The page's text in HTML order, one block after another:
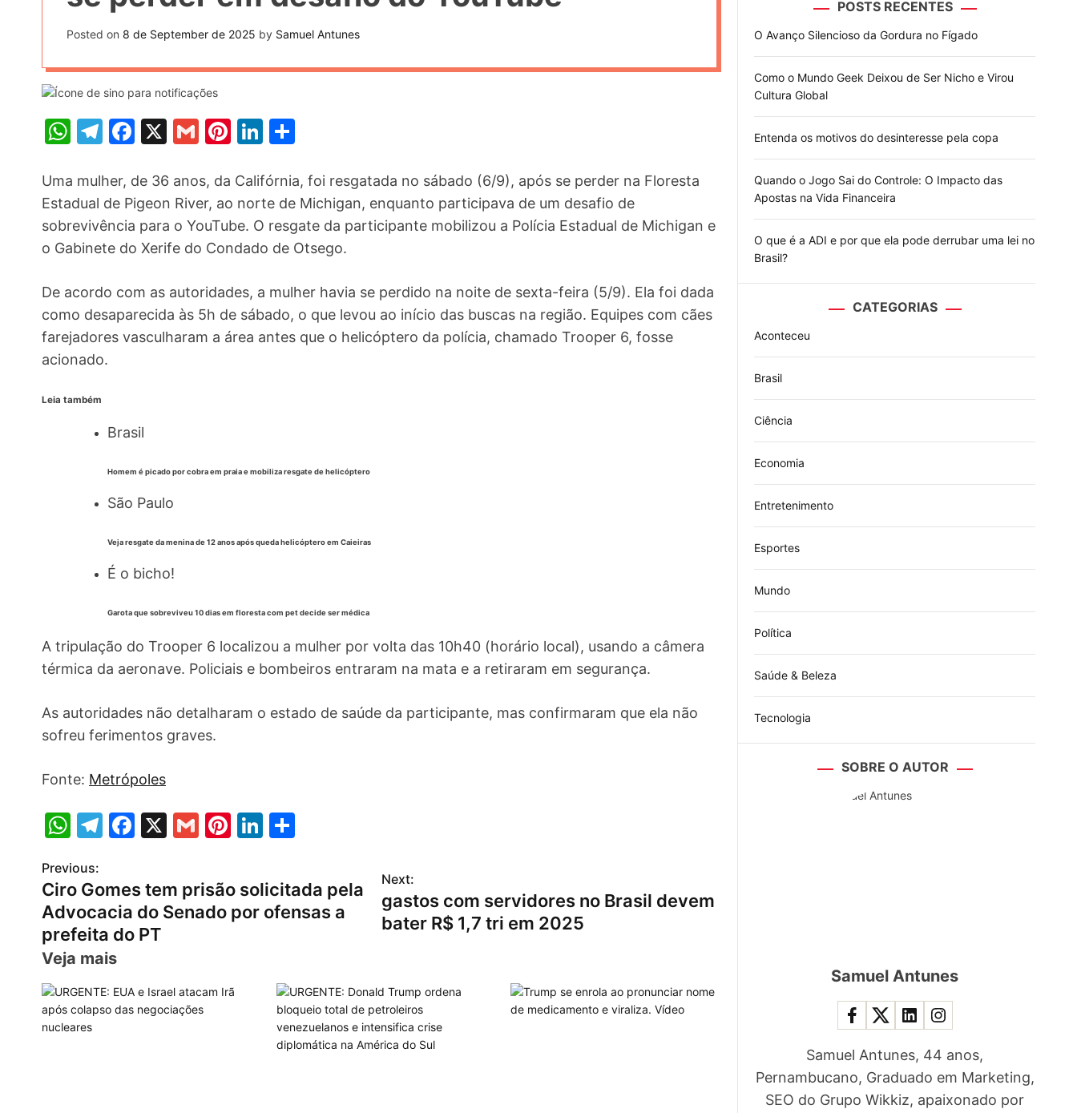
o
e
Posted on 8 de September de 2025 by Samuel Antunes
W
at
s
A
p
p
T
e
gr
a
m
F
c
e
b
o
o
k
X
G
ai
l
Pi
er
e
st
Li
k
e
dI
n
ar
e
Uma mulher, de 36 anos, da Califórnia, foi resgatada no sábado (6/9), após se perder na Floresta
Estadual de Pigeon River, ao norte de Michigan, enquanto participava de um desafio de
sobrevivência para o YouTube. O resgate da participante mobilizou a Polícia Estadual de Michigan e
o Gabinete do Xerife do Condado de Otsego.
De acordo com as autoridades, a mulher havia se perdido na noite de sexta-feira (5/9). Ela foi dada
como desaparecida às 5h de sábado, o que levou ao início das buscas na região. Equipes com cães
farejadores vasculharam a área antes que o helicóptero da polícia, chamado Trooper 6, fosse
acionado.
Leia também
Brasil
Homem é picado por cobra em praia e mobiliza resgate de helicóptero
São Paulo
Veja resgate da menina de 12 anos após queda helicóptero em Caieiras
É o bicho!
Garota que sobreviveu 10 dias em floresta com pet decide ser médica
A tripulação do Trooper 6 localizou a mulher por volta das 10h40 (horário local), usando a câmera
térmica da aeronave. Policiais e bombeiros entraram na mata e a retiraram em segurança.
As autoridades não detalharam o estado de saúde da participante, mas confirmaram que ela não
sofreu ferimentos graves.
Fonte: Metrópoles
W
at
s
A
p
p
T
gr
a
m
F
c
e
b
o
k
X
G
ai
l
Pi
e
st
Li
k
e
dI
ar
e
P
o
s
t
n
a
Previous:
Ciro Gomes tem prisão solicitada pela
Advocacia do Senado por ofensas a
prefeita do PT
Next:
gastos com servidores no Brasil devem
bater R$ 1,7 tri em 2025
Veja mais
POSTS RECENTES
O Avanço Silencioso da Gordura no Fígado
Como o Mundo Geek Deixou de Ser Nicho e Virou
Cultura Global
Entenda os motivos do desinteresse pela copa
Quando o Jogo Sai do Controle: O Impacto das
Apostas na Vida Financeira
O que é a ADI e por que ela pode derrubar uma lei no
Brasil?
CATEGORIAS
Aconteceu
Brasil
Ciência
Economia
Entretenimento
Esportes
Mundo
Política
Saúde & Beleza
Tecnologia
SOBRE O AUTOR
Samuel Antunes
Samuel Antunes, 44 anos,
Pernambucano, Graduado em Marketing,
SEO do Grupo Wikkiz, apaixonado por